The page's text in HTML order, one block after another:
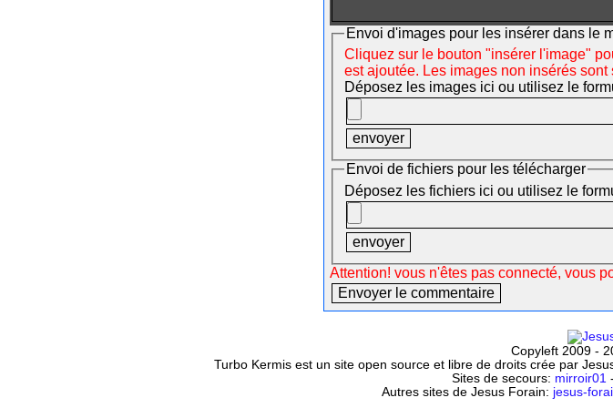
Envoi d'images pour les insérer dans le
Cliquez sur le bouton "insérer l'image"
est ajoutée. Les images non insérés sont
Déposez les images ici ou utilisez le
Envoi de fichiers pour les télécharger
Déposez les fichiers ici ou utilisez le
Attention! vous n'êtes pas connecté, vous
Copyleft 2009 -
Turbo Kermis est un site open source et libre de droits crée par
Sites de secours: mirroir01 -
Autres sites de Jesus Forain: jesus-